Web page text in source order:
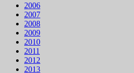
2006
2007
2008
2009
2010
2011
2012
2013